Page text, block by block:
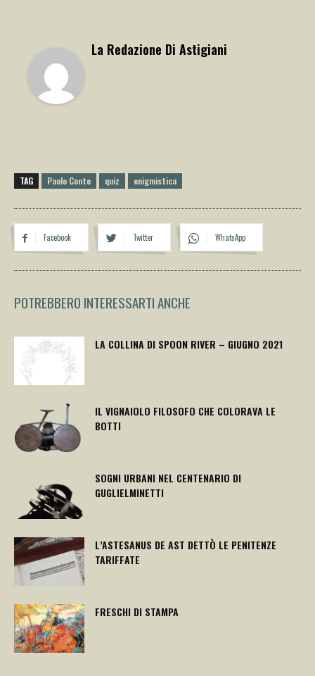
La Redazione Di Astigiani
TAG Paolo Conte quiz enigmistica
Facebook Twitter WhatsApp
POTREBBERO INTERESSARTI ANCHE
LA COLLINA DI SPOON RIVER – GIUGNO 2021
IL VIGNAIOLO FILOSOFO CHE COLORAVA LE
BOTTI
SOGNI URBANI NEL CENTENARIO DI
GUGLIELMINETTI
L’ASTESANUS DE AST DETTÒ LE PENITENZE
TARIFFATE
FRESCHI DI STAMPA